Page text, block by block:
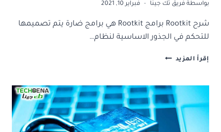
بواسطة فريق تك جينا فبراير 10, 2021
شرح Rootkit برامج Rootkit هي برامج ضارة يتم تصميمها
للتحكم في الجذور الاساسية لنظام…
إقرأ المزيد شرح
ماهي
برامج
ROOTKIT
وكيفية